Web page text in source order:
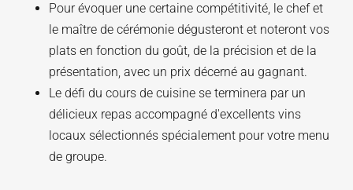
Pour évoquer une certaine compétitivité, le chef et
le maître de cérémonie dégusteront et noteront vos
plats en fonction du goût, de la précision et de la
présentation, avec un prix décerné au gagnant.
Le défi du cours de cuisine se terminera par un
délicieux repas accompagné d'excellents vins
locaux sélectionnés spécialement pour votre menu
de groupe.